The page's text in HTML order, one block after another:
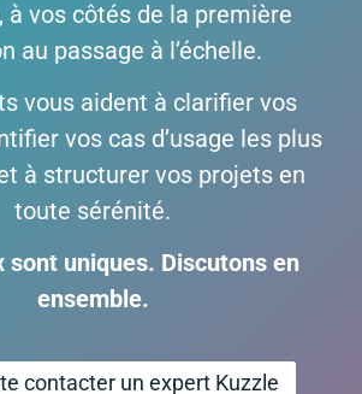
à vos côtés de la première
au passage à l’échelle.
vous aident à clarifier vos
vos cas d’usage les plus
à structurer vos projets en
toute sérénité.
sont uniques. Discutons en
ensemble.
contacter un expert Kuzzle